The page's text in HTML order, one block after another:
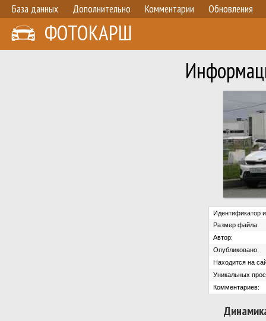
База данных Дополнительно Комментарии Обновления
ФОТОКАРШ
Идентификатор
Размер файла:
Автор:
Опубликовано:
Находится на
Уникальных
Комментариев: